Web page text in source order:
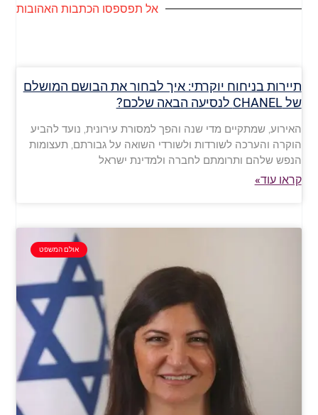
אל תפספסו הכתבות האהובות
תיירות בניחוח יוקרתי: איך לבחור את הבושם המושלם
של CHANEL לנסיעה הבאה שלכם?
האירוע, שמתקיים מדי שנה והפך למסורת עירונית, נועד להביע
הוקרה והערכה לשורדות ולשורדי השואה על גבורתם, תעצומות
הנפש שלהם ותרומתם לחברה ולמדינת ישראל
קראו עוד»
אולם המשפט